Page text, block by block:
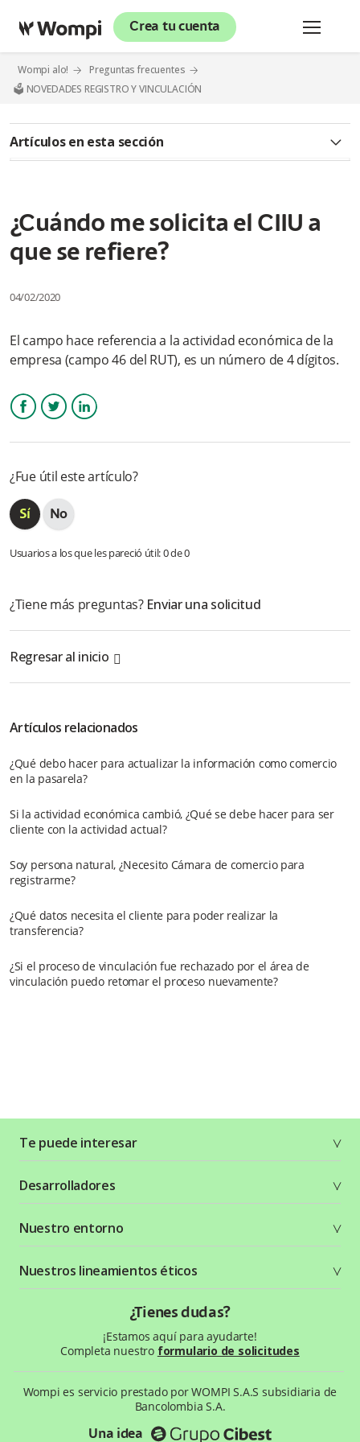
Crea tu cuenta
Wompi alo!
Preguntas frecuentes
🗳️ NOVEDADES REGISTRO Y VINCULACIÓN
Artículos en esta sección
¿Qué es el Modelo Negocios (Agregador)?
¿Cómo es el proceso de vinculación a la pasarela de pago?
No he podido culminar el formulario de vinculación, me arroja
el siguiente error: El campo NIT no es válido. ¿Qué puedo
Estoy realizando mi registro en la pasarela, pero me sale la
siguiente notificación: Dígito de verificación no válido
No pude terminar mi registro, ¿cómo puedo verificarlo?
Soy persona natural, ¿Necesito Cámara de comercio para
Si la actividad económica cambió, ¿Qué se debe hacer para
ser cliente con la actividad actual?
¿Cuándo me solicita el CIIU a que se refiere?
a la pasarela?
¿Cuándo me solicita el CIIU a
que se refiere?
04/02/2020
El campo hace referencia a la actividad económica de la
empresa (campo 46 del RUT), es un número de 4 dígitos.
¿Fue útil este artículo?
Usuarios a los que les pareció útil: 0 de 0
¿Tiene más preguntas? Enviar una solicitud
Regresar al inicio
Artículos relacionados
¿Qué debo hacer para actualizar la información como comercio
en la pasarela?
Si la actividad económica cambió, ¿Qué se debe hacer para ser
cliente con la actividad actual?
Soy persona natural, ¿Necesito Cámara de comercio para
registrarme?
¿Qué datos necesita el cliente para poder realizar la
transferencia?
¿Si el proceso de vinculación fue rechazado por el área de
vinculación puedo retomar el proceso nuevamente?
Te puede interesar
Planes y tarifas
Crea tu cuenta
Seguridad
Términos y condiciones
Política de privacidad
Desarrolladores
Recursos gráficos
Status Page
Nuestro entorno
¿Qué es Wompi?
Wiki Wompi
Preguntas frecuentes
Nuestros lineamientos éticos
¿Tienes dudas?
¡Estamos aquí para ayudarte!
Completa nuestro formulario de solicitudes
Wompi es servicio prestado por WOMPI S.A.S subsidiaria de
Bancolombia S.A.
Una idea